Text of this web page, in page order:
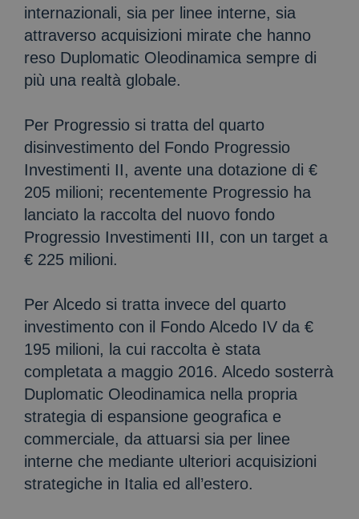
internazionali, sia per linee interne, sia
attraverso acquisizioni mirate che hanno
reso Duplomatic Oleodinamica sempre di
più una realtà globale.
Per Progressio si tratta del quarto
disinvestimento del Fondo Progressio
Investimenti II, avente una dotazione di €
205 milioni; recentemente Progressio ha
lanciato la raccolta del nuovo fondo
Progressio Investimenti III, con un target a
€ 225 milioni.
Per Alcedo si tratta invece del quarto
investimento con il Fondo Alcedo IV da €
195 milioni, la cui raccolta è stata
completata a maggio 2016. Alcedo sosterrà
Duplomatic Oleodinamica nella propria
strategia di espansione geografica e
commerciale, da attuarsi sia per linee
interne che mediante ulteriori acquisizioni
strategiche in Italia ed all’estero.